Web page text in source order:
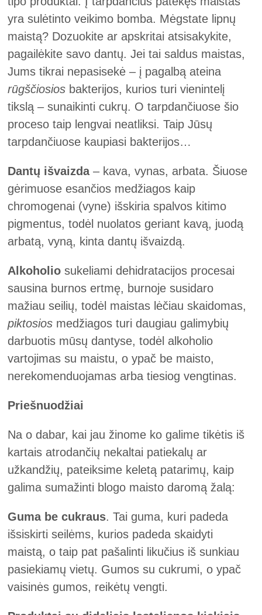
yra sulėtinto veikimo bomba. Mėgstate lipnų
maistą? Dozuokite ar apskritai atsisakykite,
pagailėkite savo dantų. Jei tai saldus maistas,
Jums tikrai nepasisekė – į pagalbą ateina
rūgščiosios bakterijos, kurios turi vienintelį
tikslą – sunaikinti cukrų. O tarpdančiuose šio
proceso taip lengvai neatliksi. Taip Jūsų
tarpdančiuose kaupiasi bakterijos…
Dantų išvaizda– kava, vynas, arbata. Šiuose
gėrimuose esančios medžiagos kaip
chromogenai (vyne) išskiria spalvos kitimo
pigmentus, todėl nuolatos geriant kavą, juodą
arbatą, vyną, kinta dantų išvaizdą.
Alkoholio sukeliami dehidratacijos procesai
sausina burnos ertmę, burnoje susidaro
mažiau seilių, todėl maistas lėčiau skaidomas,
piktosios medžiagos turi daugiau galimybių
darbuotis mūsų dantyse, todėl alkoholio
vartojimas su maistu, o ypač be maisto,
nerekomenduojamas arba tiesiog vengtinas.
Priešnuodžiai
Na o dabar, kai jau žinome ko galime tikėtis iš
kartais atrodančių nekaltai patiekalų ar
užkandžių, pateiksime keletą patarimų, kaip
galima sumažinti blogo maisto daromą žalą:
Guma be cukraus. Tai guma, kuri padeda
išsiskirti seilėms, kurios padeda skaidyti
maistą, o taip pat pašalinti likučius iš sunkiau
pasiekiamų vietų. Gumos su cukrumi, o ypač
vaisinės gumos, reikėtų vengti.